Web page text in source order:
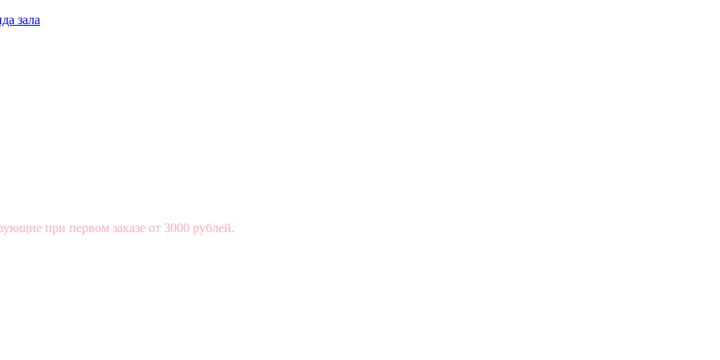
зала
при первом заказе от 3000 рублей.